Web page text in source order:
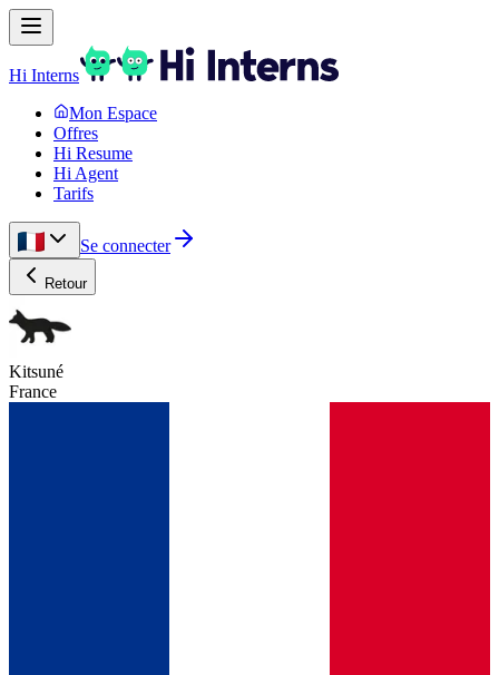
Hi Interns
Mon Espace
Offres
Hi Resume
Hi Agent
Tarifs
Se connecter
Retour
Kitsuné
France